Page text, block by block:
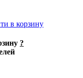
в корзину
?